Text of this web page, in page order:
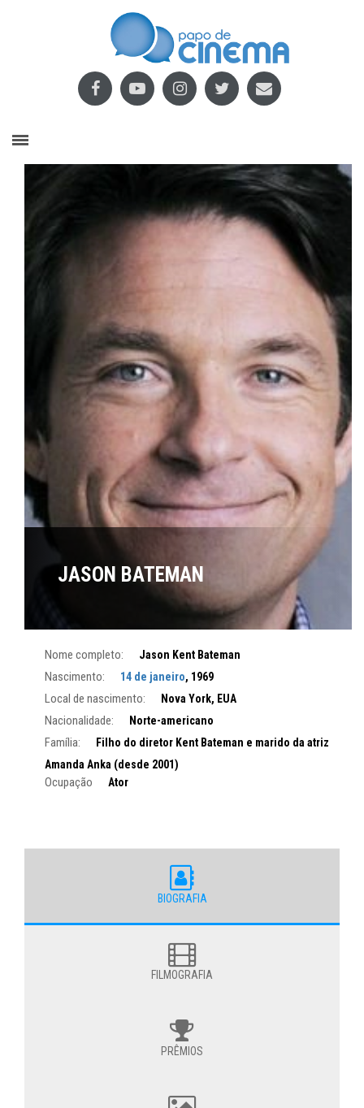
JASON BATEMAN
Nome completo: Jason Kent Bateman
Nascimento: 14 de janeiro, 1969
Local de nascimento: Nova York, EUA
Nacionalidade: Norte-americano
Família:
Filho do diretor Kent Bateman e marido da atriz
Amanda Anka (desde 2001)
Ocupação Ator
BIOGRAFIA
FILMOGRAFIA
PRÊMIOS